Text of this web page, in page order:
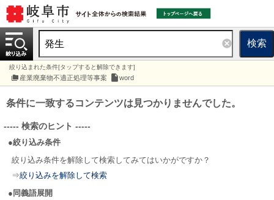
検索
絞り込まれた条件[タップすると解除できます]
産業廃棄物不適正処理等事案 word
条件に一致するコンテンツは見つかりませんでした。
----- 検索のヒント -----
●絞り込み条件
絞り込み条件を解除して検索してみてはいかがですか？
⇒絞り込みを解除して検索
●同義語展開